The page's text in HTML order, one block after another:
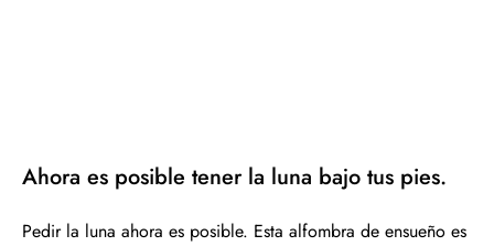
Ahora es posible tener la luna bajo tus pies.
Pedir la luna ahora es posible. Esta alfombra de ensueño es